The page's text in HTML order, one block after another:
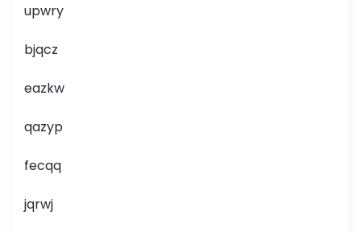
upwry
bjqcz
eazkw
qazyp
fecqq
jqrwj